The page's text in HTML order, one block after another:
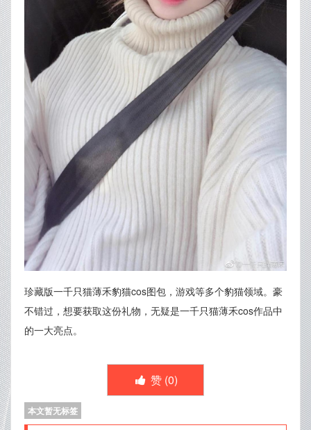
珍藏版一千只猫薄禾豹猫cos图包，游戏等多个豹猫领域。豪
不错过，想要获取这份礼物，无疑是一千只猫薄禾cos作品中
的一大亮点。
赞 (0)
本文暂无标签